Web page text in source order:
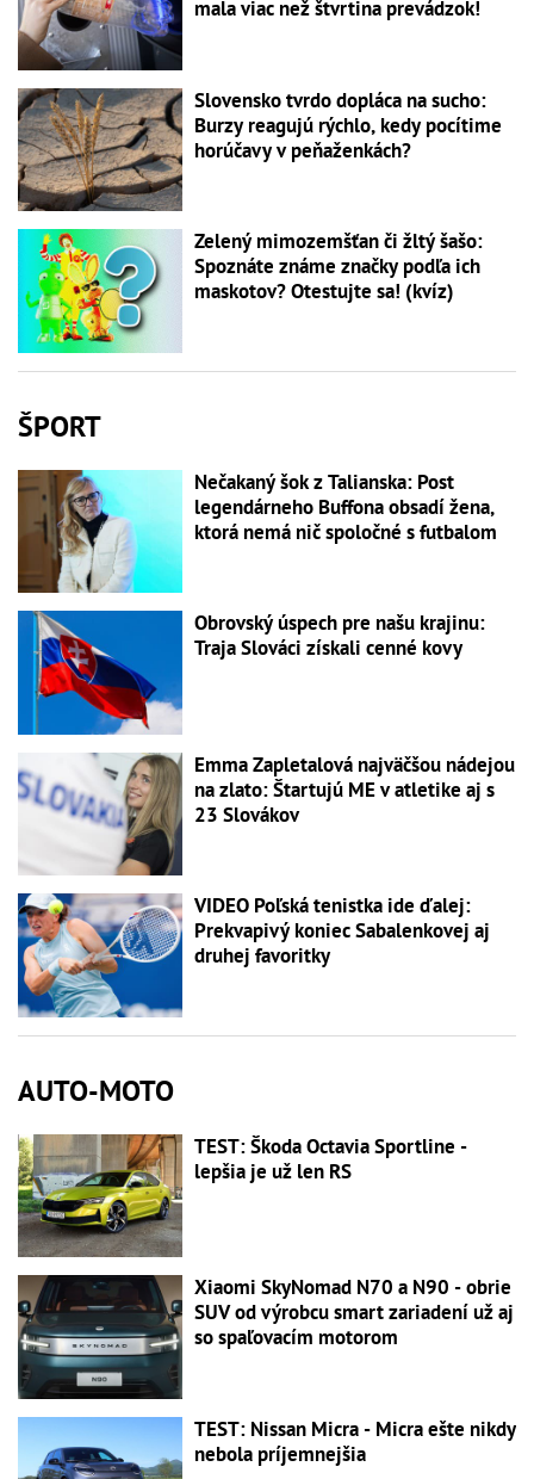
mala viac než štvrtina prevádzok!
Slovensko tvrdo dopláca na sucho:
Burzy reagujú rýchlo, kedy pocítime
horúčavy v peňaženkách?
Zelený mimozemšťan či žltý šašo:
Spoznáte známe značky podľa ich
maskotov? Otestujte sa! (kvíz)
ŠPORT
Nečakaný šok z Talianska: Post
legendárneho Buffona obsadí žena,
ktorá nemá nič spoločné s futbalom
Obrovský úspech pre našu krajinu:
Traja Slováci získali cenné kovy
Emma Zapletalová najväčšou nádejou
na zlato: Štartujú ME v atletike aj s
23 Slovákov
VIDEO Poľská tenistka ide ďalej:
Prekvapivý koniec Sabalenkovej aj
druhej favoritky
AUTO-MOTO
TEST: Škoda Octavia Sportline -
lepšia je už len RS
Xiaomi SkyNomad N70 a N90 - obrie
SUV od výrobcu smart zariadení už aj
so spaľovacím motorom
TEST: Nissan Micra - Micra ešte nikdy
nebola príjemnejšia